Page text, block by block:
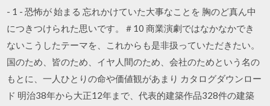
- 1 - 恐怖が 始まる 忘れかけていた大事なことを 胸のど真ん中
につきつけられた思いです。＃10 商業演劇ではなかなかでき
ないこうしたテーマを、これからも是非扱っていただきたい。
国のため、皆のため、イヤ人間のため、会社のためという名の
もとに、一人ひとりの命や価値観があまり カタログダウンロー
ド 明治38年から大正12年まで、代表的建築作品328件の建築